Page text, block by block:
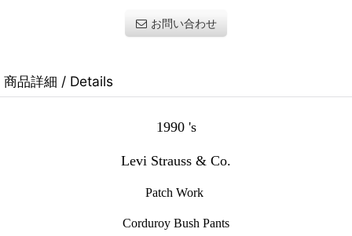
お問い合わせ
商品詳細 / Details
1990 's
Levi Strauss & Co.
Patch Work
Corduroy Bush Pants